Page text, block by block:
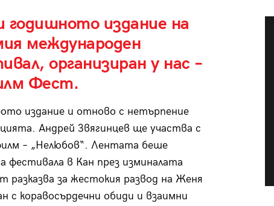
годишното издание на
международен
организиран у нас –
Фест.
издание и отново с нетърпение
Андрей Звягинцев ще участва с
– „Нелюбов“. Лентата беше
фестивала в Кан през изминалата
разказва за жестокия развод на Женя
с коравосърдечни обиди и взаимни